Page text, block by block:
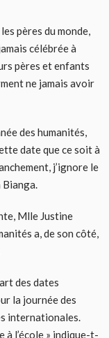
pères du monde,
célébrée à
pères et enfants
ne jamais avoir
des humanités,
date que ce soit à
j’ignore le
Bianga.
Mlle Justine
a, de son côté,
des dates
la journée des
internationales.
à l’école » indique-t-